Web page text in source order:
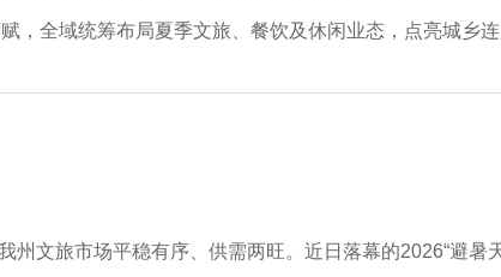
，全域统筹布局夏季文旅、餐饮及休闲业态，点亮城乡
文旅市场平稳有序、供需两旺。近日落幕的2026“避暑